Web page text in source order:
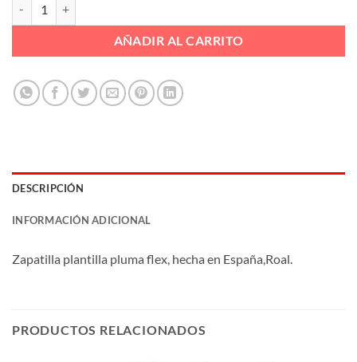
AÑADIR AL CARRITO
DESCRIPCIÓN
INFORMACIÓN ADICIONAL
Zapatilla plantilla pluma flex, hecha en España,Roal.
PRODUCTOS RELACIONADOS